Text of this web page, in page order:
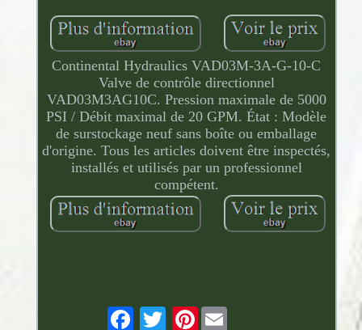
Continental Hydraulics VAD03M-3A-G-10-C
Valve de contrôle directionnel
VAD03M3AG10C. Pression maximale de 5000
PSI / Débit maximal de 20 GPM. État : Modèle
de surstockage neuf sans boîte ou emballage
d'origine. Tous les articles doivent être inspectés,
installés et utilisés par un professionnel
compétent.
Pinterest